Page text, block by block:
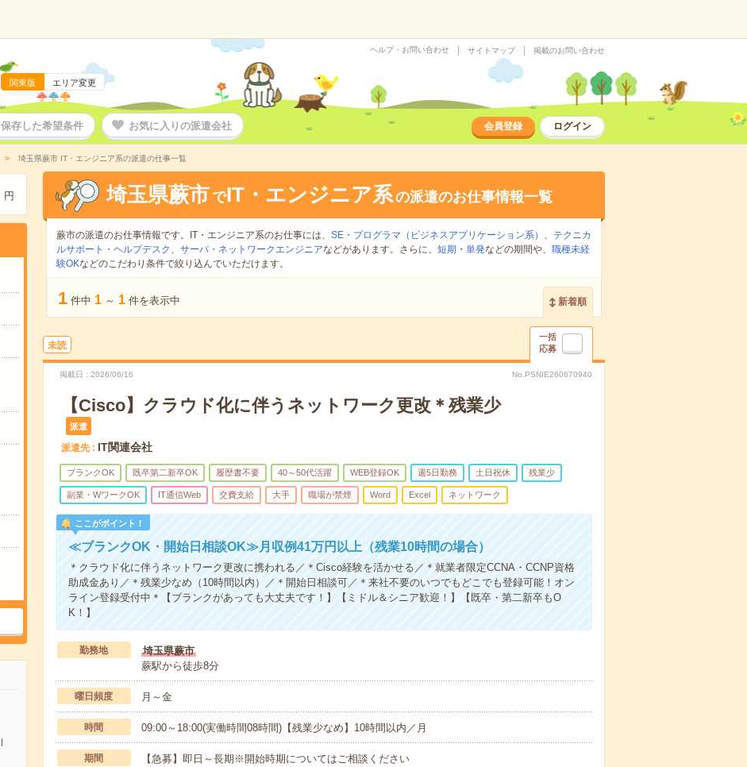
関東版 エリア変更
ヘルプ・お問い合わせ サイトマップ 掲載のお問い合わせ
保存した希望条件 お気に入りの派遣会社 会員登録 ログイン
埼玉県蕨市 IT・エンジニア系の派遣の仕事一覧
円 埼玉県蕨市 でIT・エンジニア系の派遣のお仕事情報一覧
蕨市の派遣のお仕事情報です。IT・エンジニア系のお仕事には、 SE・プログラマ（ビジネスアプリケーション系） 、
テクニカ
ルサポート・ヘルプデスク 、 サーバ・ネットワークエンジニアなどがあります。さらに、 短期 ・ 単発などの期間や、 職種未経
験OKなどのこだわり条件で絞り込んでいただけます。
1 件中 1 ～ 1 件を表示中 新着順
未読
一括
応募
掲載日 2026/06/16 No.PSNIE260670940
【Cisco】クラウド化に伴うネットワーク更改＊残業少
派遣
派遣先 IT関連会社
ブランクOK 既卒第二新卒OK 履歴書不要 40～50代活躍 WEB登録OK 週5日勤務 土日祝休 残業少
副業・WワークOK IT通信Web 交費支給 大手 職場が禁煙 Word Excel ネットワーク
ここがポイント！
≪ブランクOK・開始日相談OK≫月収例41万円以上（残業10時間の場合）
＊クラウド化に伴うネットワーク更改に携われる／＊Cisco経験を活かせる／＊就業者限定CCNA・CCNP資格
助成金あり／＊残業少なめ（10時間以内）／＊開始日相談可／＊来社不要のいつでもどこでも登録可能！オン
ライン登録受付中＊【ブランクがあっても大丈夫です！】【ミドル＆シニア歓迎！】【既卒・第二新卒もO
K！】
勤務地
埼玉県蕨市
蕨駅から徒歩8分
曜日頻度 月～金
時間 09:00～18:00(実働時間08時間)【残業少なめ】10時間以内／月
期間 【急募】即日～長期※開始時期についてはご相談ください